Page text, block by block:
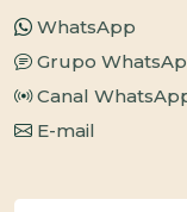
WhatsApp
Grupo
Canal
E-mail